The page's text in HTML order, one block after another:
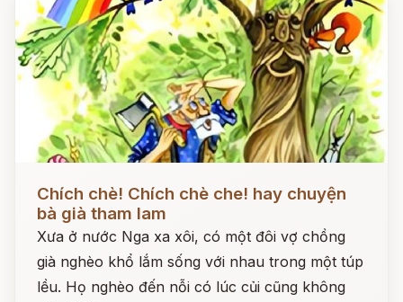
Chích chè! Chích chè che! hay chuyện
bà già tham lam
Xưa ở nước Nga xa xôi, có một đôi vợ chồng
già nghèo khổ lắm sống với nhau trong một túp
lều. Họ nghèo đến nỗi có lúc củi cũng không